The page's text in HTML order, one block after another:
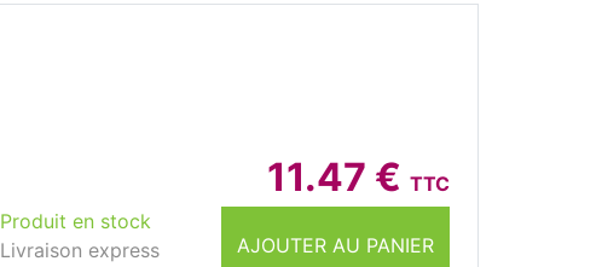
11.47 € TTC
AJOUTER AU PANIER
Produit en stock
Livraison express